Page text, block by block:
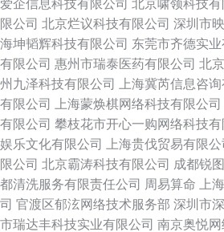
爱企信息科技有限公司 北京啸领科技有
限公司 北京烂议科技有限公司 深圳市
海坤韬辉科技有限公司 东莞市齐德实业
有限公司 惠州市瑞泰医药有限公司 北
州九泽科技有限公司
上海冀芮信息咨
有限公司
上海蒙焕棋网络科技有限公司
有限公司 攀枝花市开心一购网络科技有
娱乐文化有限公司
上海贵伐贸易有限公
限公司 北京霸涛科技有限公司 成都锐
都清洗服务有限责任公司 周易算命
上
司 官渡区郁泫网络技术服务部 深圳市
市瑞达丰科技实业有限公司 南京奥悦网